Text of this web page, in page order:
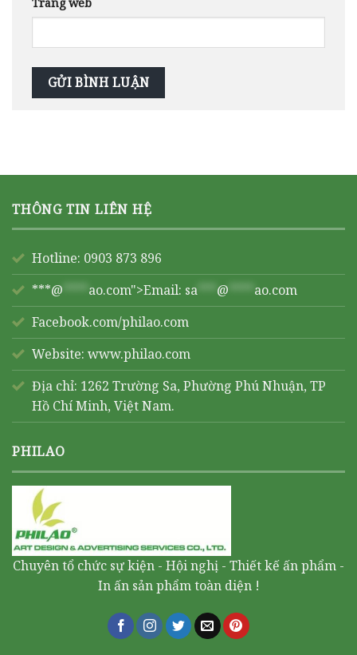
Trang web
THÔNG TIN LIÊN HỆ
Hotline: 0903 873 896
***@ **** ao.com">Email: sa *** @ **** ao.com
Facebook.com/philao.com
Website: www.philao.com
Địa chỉ: 1262 Trường Sa, Phường Phú Nhuận, TP
Hồ Chí Minh, Việt Nam.
PHILAO
Chuyên tổ chức sự kiện - Hội nghị - Thiết kế ấn phẩm -
In ấn sản phẩm toàn diện !